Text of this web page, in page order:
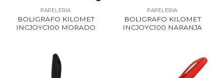
PAPELERIA
BOLIGRAFO KILOMET
INCJOYC100 MORADO
PAPELERIA
BOLIGRAFO KILOMET
INCJOYC100 NARANJA